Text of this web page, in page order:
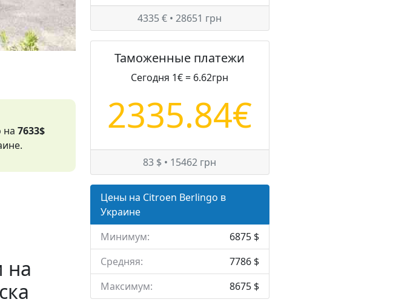
на7633$
на
4335 € • 28651 грн
Таможенные платежи
Сегодня 1€ = 6.62грн
2335.84€
83 $ • 15462 грн
Цены на Citroen Berlingo в
Украине
Минимум:
6875 $
Средняя:
7786 $
Максимум:
8675 $